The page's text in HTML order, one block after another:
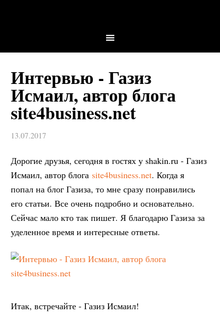
Интервью - Газиз
Исмаил, автор блога
site4business.net
13.07.2017
Дорогие друзья, сегодня в гостях у shakin.ru - Газиз
Исмаил, автор блога site4business.net. Когда я
попал на блог Газиза, то мне сразу понравились
его статьи. Все очень подробно и основательно.
Сейчас мало кто так пишет. Я благодарю Газиза за
уделенное время и интересные ответы.
Итак, встречайте - Газиз Исмаил!